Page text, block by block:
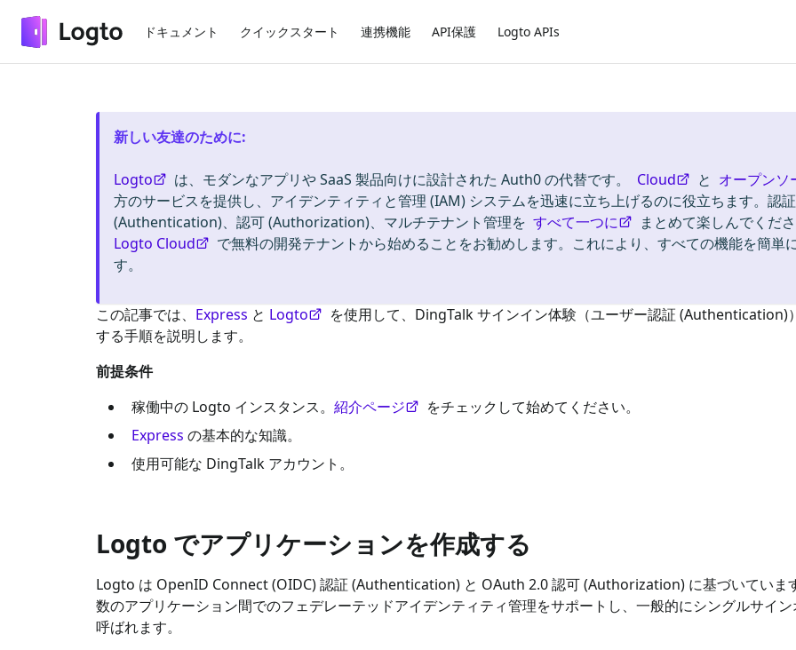
ドキュメント クイックスタート 連携機能 API保護 Logto APIs
新しい友達のために:
Logto は、モダンなアプリや SaaS 製品向けに設計された Auth0 の代替です。 Cloud と オープンソ
方のサービスを提供し、アイデンティティと管理 (IAM) システムを迅速に立ち上げるのに役立ちます。認証
(Authentication)、認可 (Authorization)、マルチテナント管理を すべて一つに
まとめて楽しんでくだ
Logto Cloud
で無料の開発テナントから始めることをお勧めします。これにより、すべての機能を簡単
す。
この記事では、 Express と Logto を使用して、 DingTalkサインイン体験（ユーザー認証 (Authentication)
する手順を説明します。
前提条件
稼働中の Logto インスタンス。 紹介ページ
をチェックして始めてください。
Express の基本的な知識。
使用可能な DingTalk アカウント。
Logto でアプリケーションを作成する
Logto は OpenID Connect (OIDC) 認証 (Authentication) と OAuth 2.0 認可 (Authorization) に基づいていま
数のアプリケーション間でのフェデレーテッドアイデンティティ管理をサポートし、一般的にシングルサイン
呼ばれます。